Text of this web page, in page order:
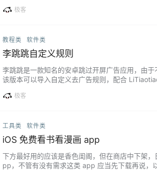
极客
教程类 软件类
李跳跳自定义规则
李跳跳是一款知名的安卓跳过开屏广告应用，由
该版本可以导入自定义去广告规则，配合
下载可使用：备用下载 1、备用下载 2 使用方法
极客
工具类 软件类
iOS 免费看书看漫画 app
下方最好用的应该是香色闺阁，但在商店中下架
pp，不管有没有需求这类 app 应当先下载再说